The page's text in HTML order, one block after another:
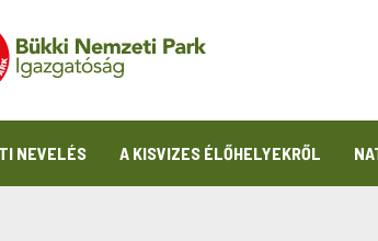
NEVELÉS A KISVIZES ÉLŐHELYEKRŐL